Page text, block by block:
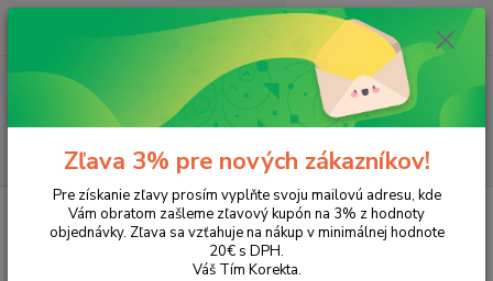
Hľadať
ks
za 0,00 EUR
Tonery a náplne do tlačiarní Canon LBP-7200
Zľava 3% pre nových zákazníkov!
Pre získanie zľavy prosím vyplňte svoju mailovú adresu, kde
Vám obratom zašleme zľavový kupón na 3% z hodnoty
objednávky. Zľava sa vzťahuje na nákup v minimálnej hodnote
20€ s DPH.
Váš Tím Korekta.